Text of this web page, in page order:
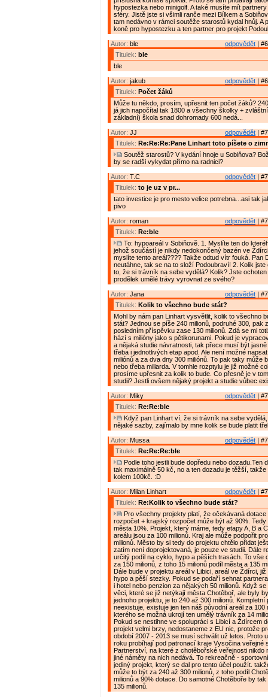
hypostezka nebo minigolf. A také musíte mít
sféry. Jistě jste si všimli ranče mezi Bílkem a
tam nedávno v rámci soutěže starostů kydal hnůj. A
koně pro hypostezku a ten partner pro projekt
odpovědět |
Autor: ble
Titulek: ble
ble
odpovědět |
Autor: jakub
Titulek: Počet žáků
Může tu někdo, prosím, upřesnit ten počet žáků?
já jich napočítal tak 1800 a všechny školky +
základní) škola snad dohromady 600 nedá...
odpovědět |
Autor: JJ
Titulek: Re:Re:Re:Pane Linhart toto píšete o
Soutěž starostů? V kydání hnoje u Sobiňova?
by se radši vykydat přímo na radnici?
odpovědět |
Autor: T.C
Titulek: to je uz v pr...
tato investice je pro mesto velice potrebna...asi tak
pivo
odpovědět |
Autor: roman
Titulek: Re:ble
To: hypoareál v Sobiňově. 1. Myslíte ten do
jehož součástí je nikdy nedokončený bazén ve
myslíte tento areál???? Takže odtud vítr fouká. Pan
neutáhne, tak se na to složí Podoubraví! 2. Kolik jste
to, že si trávník na sebe vydělá? Kolik? Jste
prodělek umělé trávy vyrovnat ze svého?
odpovědět |
Autor: Jana
Titulek: Kolik to všechno bude stát?
Mohl by nám pan Linhart vysvětlit, kolik to všechno
stát? Jednou se píše 240 milionů, podruhé 300, pak
posledním příspěvku zase 130 milionů. Zdá se mi
hází s milióny jako s pětikorunami. Pokud je
a nějaká studie návratnosti, tak přece musí být
třeba i jednotlivých etap apod. Ale není možné
miliónů a za dva dny 300 miliónů. To pak taky může
nebo třeba miliarda. V tomhle rozptylu je již možné
prosíme upřesnit za kolik to bude. Co přesně je v
studii? Jestli ovšem nějaký projekt a studie vůbec
odpovědět |
Autor: Miky
Titulek: Re:Re:ble
Když pan Linhart ví, že si trávník na sebe
nějaké sazby, zajímalo by mne kolik se bude platit
odpovědět |
Autor: Mussa
Titulek: Re:Re:Re:ble
Podle toho jestli bude dopředu nebo dozadu.Ten
tak maximálně 50 kč, no a ten dozadu je těžší, takže
kolem 100kč. :D
odpovědět |
Autor: Milan Linhart
Titulek: Re:Kolik to všechno bude stát?
Pro všechny projekty platí, že očekávaná dotace
rozpočet + krajský rozpočet může být až 90%. Tedy
města 10%. Projekt, který máme, tedy etapy A, B a
areálu jsou za 100 milionů. Kraj ale může podpořit
milionů. Město by si tedy do projektu chtělo přidat
zatím není doprojektovaná, je pouze ve studii. Dále
určitý podíl na cyklo, hypo a pěších trasách. To vše
za 150 milionů, z toho 15 milionů podíl města a 135
Dále bude v projektu areál v Libici, areál ve Ždírci,
hypo a pěší stezky. Pokud se podaří sehnat
i hotel nebo penzion za nějakých 50 milionů. Když
věci, které se již netýkají města Chotěboř, ale byly
jednoho projektu, je to 240 až 300 milionů. Kompletní
neexistuje, existuje jen ten náš původní areál za 100
kterého se možná ukrojí ten umělý trávník za 14
Pokud se nestihne ve spolupráci s Libicí a Ždírcem
projekt velmi brzy, nedostaneme z EU nic, protože
období 2007 - 2013 se musí schválit už letos. Proto
roku probíhají pod patronací kraje Vysočina veřejné
Partnerství, na které z chotěbořské veřejnosti nikdo
jiné náměty na nich nedává. To rekreačně -
jediný projekt, který se dal pro tento účel použít.
může to být za 240 až 300 milionů, z toho podíl
milionů a 90% dotace. Do samotné Chotěboře by
135 milionů.